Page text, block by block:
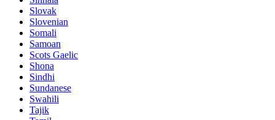
Slovak
Slovenian
Somali
Samoan
Scots Gaelic
Shona
Sindhi
Sundanese
Swahili
Tajik